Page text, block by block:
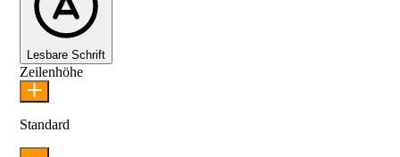
Lesbare Schrift
Zeilenhöhe
Standard